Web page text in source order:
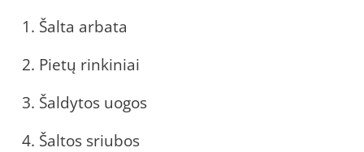
1. Šalta arbata
2. Pietų rinkiniai
3. Šaldytos uogos
4. Šaltos sriubos